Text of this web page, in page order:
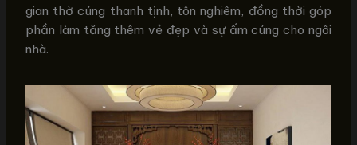
gian thờ cúng thanh tịnh, tôn nghiêm, đồng thời góp
phần làm tăng thêm vẻ đẹp và sự ấm cúng cho ngôi
nhà.